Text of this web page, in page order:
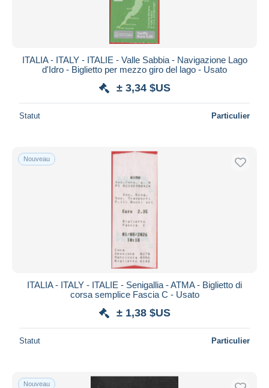
ITALIA - ITALY - ITALIE - Valle Sabbia - Navigazione Lago
d'Idro - Biglietto per mezzo giro del lago - Usato
± 3,34 $US
Statut Particulier
Nouveau
ITALIA - ITALY - ITALIE - Senigallia - ATMA - Biglietto di
corsa semplice Fascia C - Usato
± 1,38 $US
Statut Particulier
Nouveau